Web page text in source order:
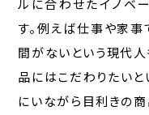
ルに合わせたイノベ
す。例えば仕事や家事
間がないという現代人
品にはこだわりたい
にいながら目利きの